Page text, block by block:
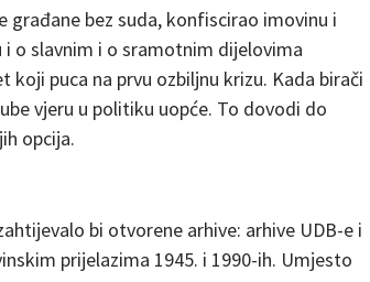
bez suda, konfiscirao imovinu i
o slavnim i o sramotnim dijelovima
puca na prvu ozbiljnu krizu. Kada birači
vjeru u politiku uopće. To dovodi do
opcija.
bi otvorene arhive: arhive UDB-e i
prijelazima 1945. i 1990-ih. Umjesto